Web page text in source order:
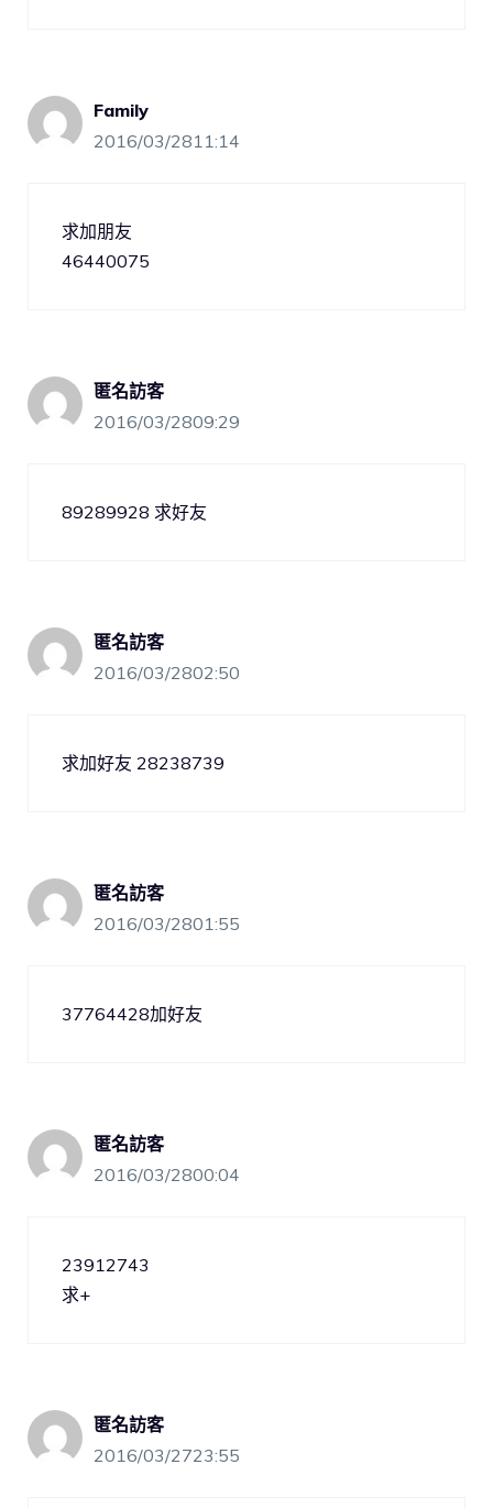
Family
2016/03/2811:14
求加朋友
46440075
匿名訪客
2016/03/2809:29
89289928 求好友
匿名訪客
2016/03/2802:50
求加好友 28238739
匿名訪客
2016/03/2801:55
37764428加好友
匿名訪客
2016/03/2800:04
23912743
求+
匿名訪客
2016/03/2723:55